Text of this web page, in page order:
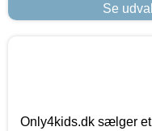
Se
Only4kids.dk sælger